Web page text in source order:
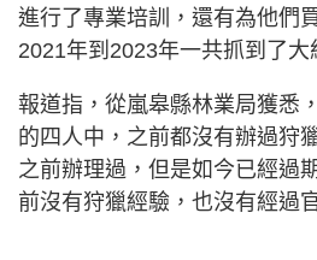
進行了專業培訓，還有為他們
2021年到2023年一共抓到了大
報道指，從嵐皋縣林業局獲悉
的四人中，之前都沒有辦過狩
之前辦理過，但是如今已經過
前沒有狩獵經驗，也沒有經過